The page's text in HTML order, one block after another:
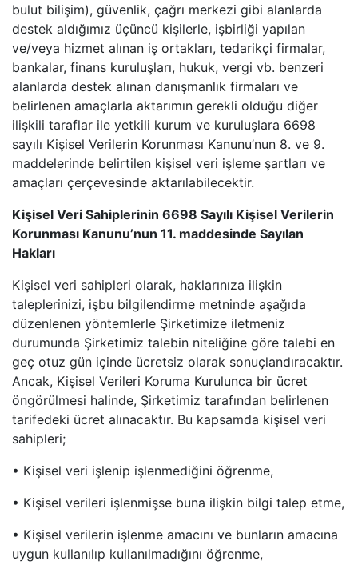
bulut bilişim), güvenlik, çağrı merkezi gibi alanlarda
destek aldığımız üçüncü kişilerle, işbirliği yapılan
ve/veya hizmet alınan iş ortakları, tedarikçi firmalar,
bankalar, finans kuruluşları, hukuk, vergi vb. benzeri
alanlarda destek alınan danışmanlık firmaları ve
belirlenen amaçlarla aktarımın gerekli olduğu diğer
ilişkili taraflar ile yetkili kurum ve kuruluşlara 6698
sayılı Kişisel Verilerin Korunması Kanunu’nun 8. ve 9.
maddelerinde belirtilen kişisel veri işleme şartları ve
amaçları çerçevesinde aktarılabilecektir.
Kişisel Veri Sahiplerinin 6698 Sayılı Kişisel Verilerin
Korunması Kanunu’nun 11. maddesinde Sayılan
Hakları
Kişisel veri sahipleri olarak, haklarınıza ilişkin
taleplerinizi, işbu bilgilendirme metninde aşağıda
düzenlenen yöntemlerle Şirketimize iletmeniz
durumunda Şirketimiz talebin niteliğine göre talebi en
geç otuz gün içinde ücretsiz olarak sonuçlandıracaktır.
Ancak, Kişisel Verileri Koruma Kurulunca bir ücret
öngörülmesi halinde, Şirketimiz tarafından belirlenen
tarifedeki ücret alınacaktır. Bu kapsamda kişisel veri
sahipleri;
• Kişisel veri işlenip işlenmediğini öğrenme,
• Kişisel verileri işlenmişse buna ilişkin bilgi talep etme,
• Kişisel verilerin işlenme amacını ve bunların amacına
uygun kullanılıp kullanılmadığını öğrenme,